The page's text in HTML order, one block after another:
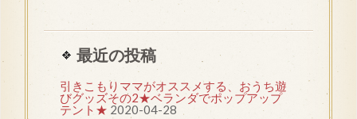
最近の投稿
引きこもりママがオススメする、おうち遊
びグッズその2★ベランダでポップアップ
テント★ 2020-04-28